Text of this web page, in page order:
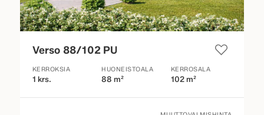
Verso 88/102 PU
KERROKSIA
1 krs.
HUONEISTOALA
88 m²
KERROSALA
102 m²